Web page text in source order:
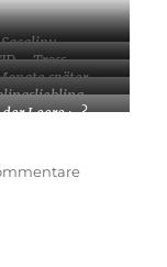
Sacalinu
– Tross
später
Leere ;-?
zu